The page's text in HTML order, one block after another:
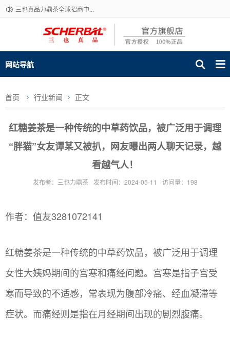
三也真品力鼎茶全球招商中...
网站导航
首页 行业新闻 正文
红糖姜茶是一种传统的中草药饮品，被广泛用于调理
“胖猫”女友谭某又被扒，网友曝出两人聊天记录，越
看越气人！
发布者：三也力鼎茶 发布时间：2024-05-11 访问量：198
作者：值友3281072141
红糖姜茶是一种传统的中草药饮品，被广泛用于调理
女性大姨妈期间的宫寒和痛经问题。宫寒是指子宫受
寒而导致的不适感，常表现为腹部冷痛、经血凝滞等
症状。而痛经则是指在月经期间出现的剧烈腹痛。